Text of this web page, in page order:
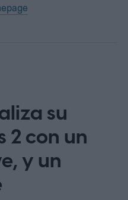
su
2 con un
y un